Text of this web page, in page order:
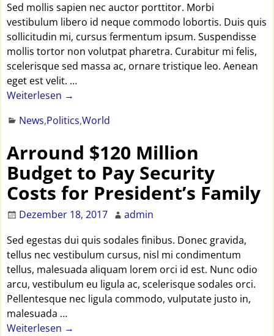
Sed mollis sapien nec auctor porttitor. Morbi
vestibulum libero id neque commodo lobortis. Duis quis
sollicitudin mi, cursus fermentum ipsum. Suspendisse
mollis tortor non volutpat pharetra. Curabitur mi felis,
scelerisque sed massa ac, ornare tristique leo. Aenean
eget est velit. …
Weiterlesen →
News,Politics,World
Arround $120 Million
Budget to Pay Security
Costs for President’s Family
Dezember 18, 2017
admin
Sed egestas dui quis sodales finibus. Donec gravida,
tellus nec vestibulum cursus, nisl mi condimentum
tellus, malesuada aliquam lorem orci id est. Nunc odio
arcu, vestibulum eu ligula ac, scelerisque sodales orci.
Pellentesque nec ligula commodo, vulputate justo in,
malesuada …
Weiterlesen →